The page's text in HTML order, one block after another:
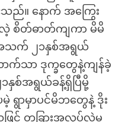
းသည်။ နောက် အကြွေး
းလဲ့ စိတ်ဓာတ်ကျကာ မိမိ
က် ၂၁နှစ်အရွယ်
က်သာ ဒုက္ခတွေနဲ့ကျန်ခဲ့
စ်အရွယ်ခန့်ရှိပြီမို့
ရွာမှာပင်မိဘတွေနဲ့ ဒိုး
င့် တခြားအလုပ်လဲမ